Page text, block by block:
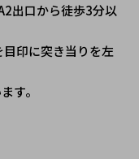
出口から徒歩3分以
印に突き当りを左
す。